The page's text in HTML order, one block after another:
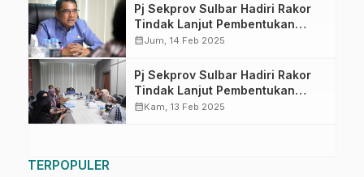
Pj Sekprov Sulbar Hadiri Rakor
Tindak Lanjut Pembentukan
SPAM, Pemprov dan Pemkab
calendar_monthJum, 14 Feb 2025
Pj Sekprov Sulbar Hadiri Rakor
Tindak Lanjut Pembentukan
SPAM
calendar_monthKam, 13 Feb 2025
TERPOPULER